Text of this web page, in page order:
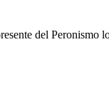
del Peronismo